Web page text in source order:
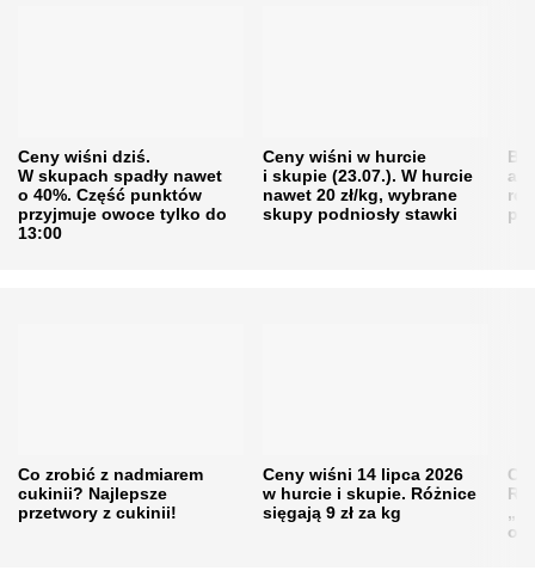
Ceny wiśni dziś.
W skupach spadły nawet
o 40%. Część punktów
przyjmuje owoce tylko do
13:00
Ceny wiśni w hurcie
i skupie (23.07.). W hurcie
nawet 20 zł/kg, wybrane
skupy podniosły stawki
Co zrobić z nadmiarem
cukinii? Najlepsze
przetwory z cukinii!
Ceny wiśni 14 lipca 2026
w hurcie i skupie. Różnice
sięgają 9 zł za kg